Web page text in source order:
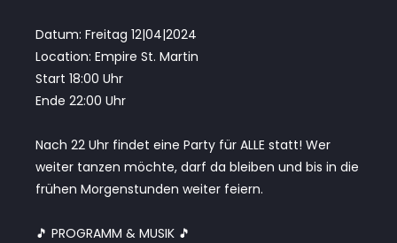
Datum: Freitag 12|04|2024
Location: Empire St. Martin
Start 18:00 Uhr
Ende 22:00 Uhr
Nach 22 Uhr findet eine Party für ALLE statt! Wer
weiter tanzen möchte, darf da bleiben und bis in die
frühen Morgenstunden weiter feiern.
🎵 PROGRAMM & MUSIK 🎵